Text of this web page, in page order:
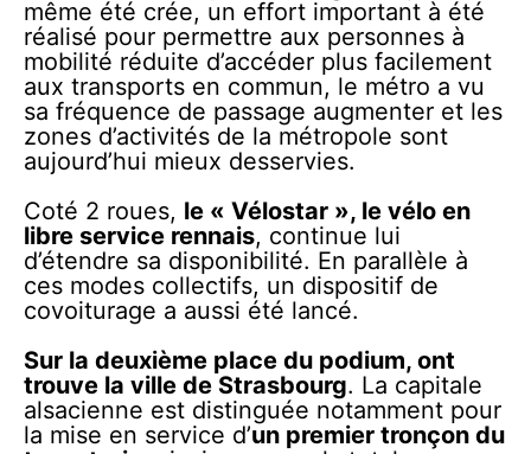
même été crée, un effort important à été
réalisé pour permettre aux personnes à
mobilité réduite d’accéder plus facilement
aux transports en commun, le métro a vu
sa fréquence de passage augmenter et les
zones d’activités de la métropole sont
aujourd’hui mieux desservies.
Coté 2 roues, le « Vélostar », le vélo en
libre service rennais, continue lui
d’étendre sa disponibilité. En parallèle à
ces modes collectifs, un dispositif de
covoiturage a aussi été lancé.
Sur la deuxième place du podium, ont
trouve la ville de Strasbourg. La capitale
alsacienne est distinguée notamment pour
la mise en service d’un premier tronçon du